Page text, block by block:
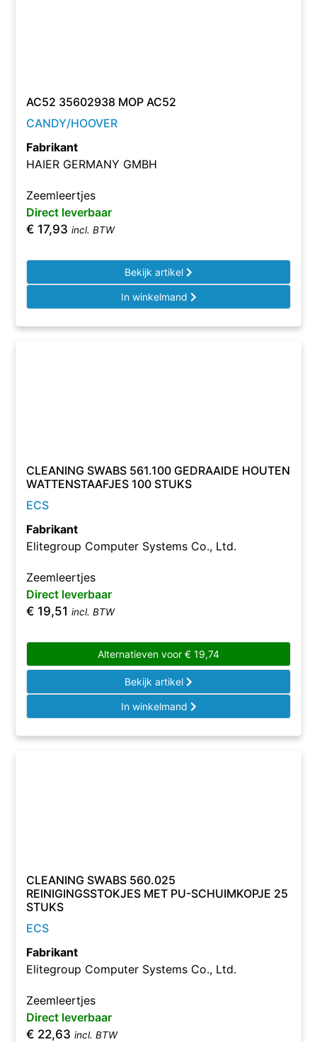
AC52 35602938 MOP AC52
CANDY/HOOVER
Fabrikant
HAIER GERMANY GMBH
Zeemleertjes
Direct leverbaar
€ 17,93 incl. BTW
Bekijk artikel
In winkelmand
CLEANING SWABS 561.100 GEDRAAIDE HOUTEN
WATTENSTAAFJES 100 STUKS
ECS
Fabrikant
Elitegroup Computer Systems Co., Ltd.
Zeemleertjes
Direct leverbaar
€ 19,51 incl. BTW
Alternatieven voor € 19,74
Bekijk artikel
In winkelmand
CLEANING SWABS 560.025
REINIGINGSSTOKJES MET PU-SCHUIMKOPJE 25
STUKS
ECS
Fabrikant
Elitegroup Computer Systems Co., Ltd.
Zeemleertjes
Direct leverbaar
€ 22,63 incl. BTW